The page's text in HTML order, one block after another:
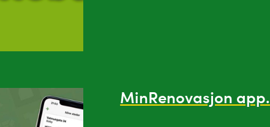
MinRenovasjon app.